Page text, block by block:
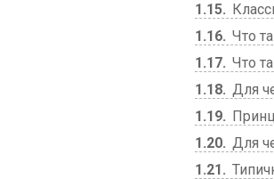
1.15
1.16 Что
1.17 Что
1.18 Для
1.19
1.20 Для
1.21